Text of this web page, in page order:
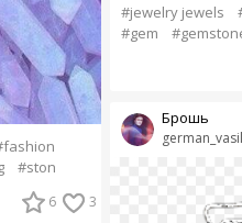
#ston
6 3
#jewelry jewels
#gem
Брошь